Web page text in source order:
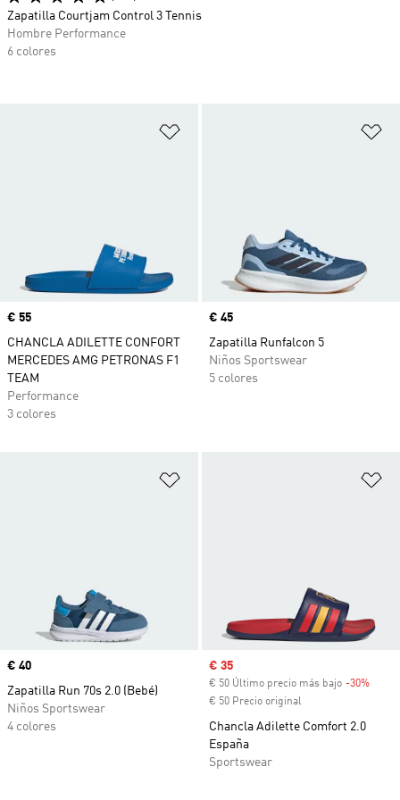
Precio
€ 55
CHANCLA ADILETTE CONFORT
MERCEDES AMG PETRONAS F1
TEAM
Performance
3 colores
Precio
€ 45
Zapatilla Runfalcon 5
Niños Sportswear
5 colores
Precio
€ 40
Zapatilla Run 70s 2.0 (Bebé)
Niños Sportswear
4 colores
Precio de venta
€ 35
€ 50 Último precio más bajo -30%
€ 50 Precio original
Chancla Adilette Comfort 2.0
España
Sportswear
Zapatilla Courtjam Control 3 Tennis
Hombre Performance
6 colores